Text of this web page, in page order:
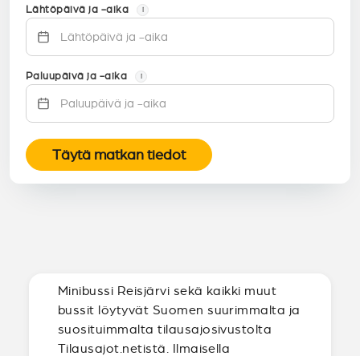
Lähtöpäivä ja -aika i
Paluupäivä ja -aika i
Täytä matkan tiedot
Minibussi Reisjärvi sekä kaikki muut
bussit löytyvät Suomen suurimmalta ja
suosituimmalta tilausajosivustolta
Tilausajot.netistä. Ilmaisella